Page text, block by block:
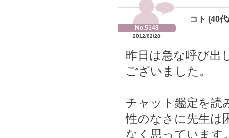
コト (40
No.5148
2012/02/28
昨日は急な呼び出
ございました。
チャット鑑定を読
性のなさに先生は
なく思っています